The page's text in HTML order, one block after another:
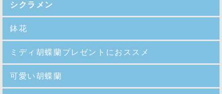
シクラメン
鉢花
ミディ胡蝶蘭プレゼントにおススメ
可愛い胡蝶蘭